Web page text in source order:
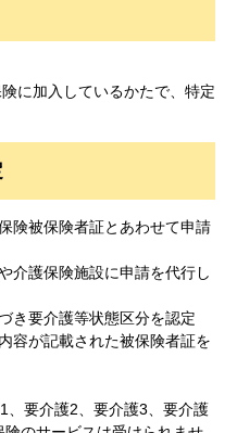
に加入しているかたで、特定
険被保険者証とあわせて申請
介護保険施設に申請を代行し
き要介護等状態区分を認定
容が記載された被保険者証を
、要介護2、要介護3、要介護